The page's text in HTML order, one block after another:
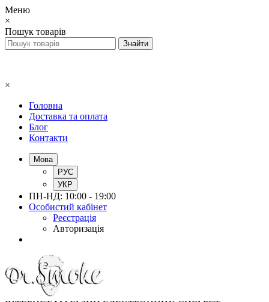
Меню
×
Пошук товарів
×
Головна
Доставка та оплата
Блог
Контакти
Мова
РУС
УКР
ПН-НД: 10:00 - 19:00
Особистий кабінет
Реєстрація
Авторизація